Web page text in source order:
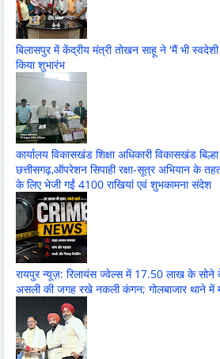
बिलासपुर में केंद्रीय मंत्री तोखन साहू ने 'मैं भी
किया शुभारंभ
कार्यालय विकासखंड शिक्षा अधिकारी विकासखंड
छत्तीसगढ़,ऑपरेशन सिपाही रक्षा-सूत्र अभियान के
के लिए भेजी गईं 4100 राखियां एवं शुभकामना संदेश
रायपुर न्यूज़: रिलायंस ज्वेल्स में 17.50 लाख के सोने
असली की जगह रखे नकली कंगन; गोलबाजार थाने में